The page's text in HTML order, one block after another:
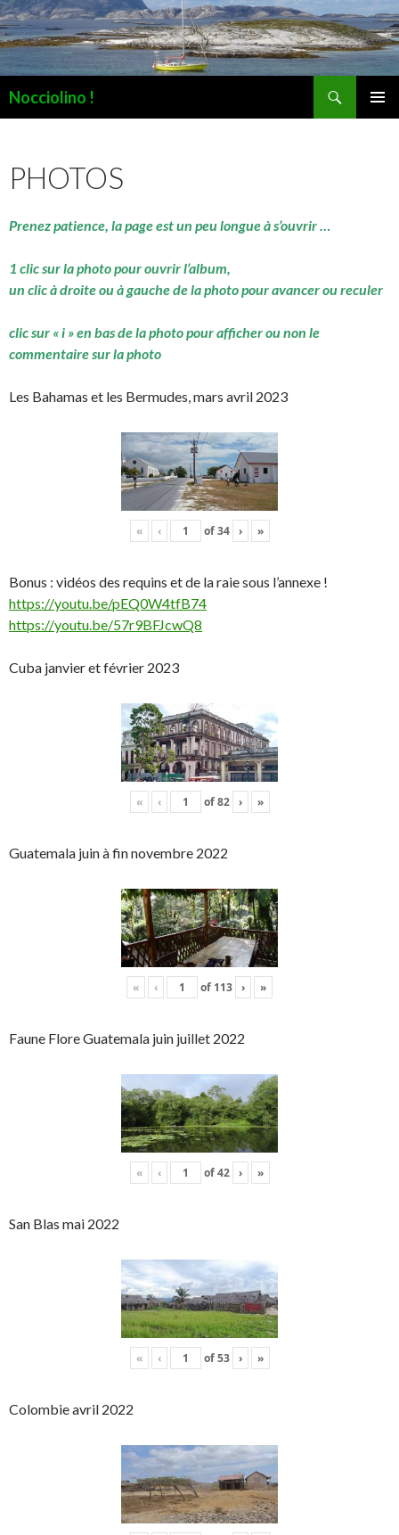
Nocciolino !
PHOTOS
Prenez patience, la page est un peu longue à s’ouvrir …
1 clic sur la photo pour ouvrir l’album,
un clic à droite ou à gauche de la photo pour avancer ou reculer
clic sur « i » en bas de la photo pour afficher ou non le
commentaire sur la photo
Les Bahamas et les Bermudes, mars avril 2023
« ‹ of34 › »
Bonus : vidéos des requins et de la raie sous l’annexe !
https://youtu.be/pEQ0W4tfB74
https://youtu.be/57r9BFJcwQ8
Cuba janvier et février 2023
« ‹ of82 › »
Guatemala juin à fin novembre 2022
« ‹ of 113 › »
Faune Flore Guatemala juin juillet 2022
« ‹ of42 › »
San Blas mai 2022
« ‹ of53 › »
Colombie avril 2022